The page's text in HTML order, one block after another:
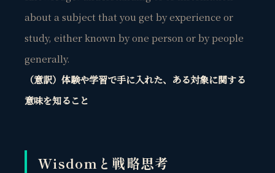
about a subject that you get by experience or
study, either known by one person or by people
generally.
（意訳）体験や学習で手に入れた、ある対象に関する
意味を知ること
Wisdomと戦略思考